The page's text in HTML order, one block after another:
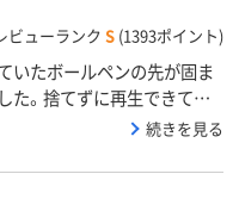
ビューランク S (1393ポイント)
いたボールペンの先が固ま
た。捨てずに再生できて良
続きを見る